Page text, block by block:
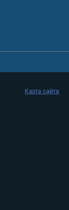
Карта сайта